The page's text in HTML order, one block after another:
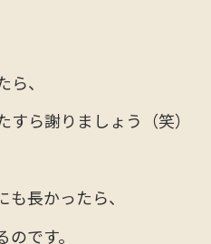
、
ら謝りましょう（笑）
長かったら、
です。